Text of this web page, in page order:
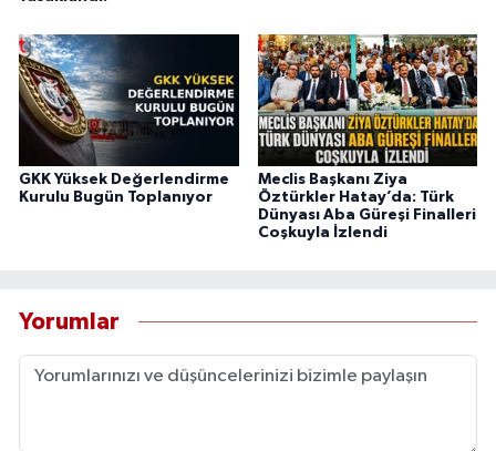
GKK Yüksek Değerlendirme
Kurulu Bugün Toplanıyor
Meclis Başkanı Ziya
Öztürkler Hatay’da: Türk
Dünyası Aba Güreşi Finalleri
Coşkuyla İzlendi
Yorumlar